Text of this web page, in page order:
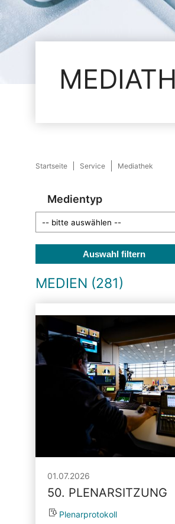
Startseite Service Mediathek
Medientyp
Auswahl filtern
MEDIEN (281)
01.07.2026
50. PLENARSITZUNG
Plenarprotokoll